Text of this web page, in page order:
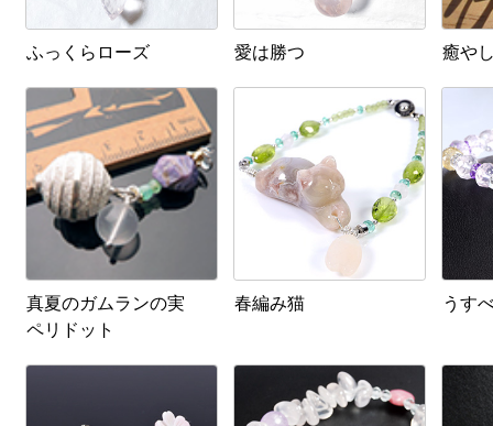
ふっくらローズ 愛は勝つ 癒や
真夏のガムランの実
ペリドット
春編み猫 うす